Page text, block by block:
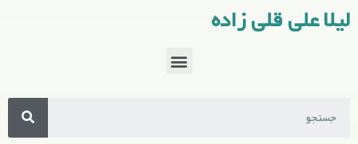
لیلا علی قلی زاده